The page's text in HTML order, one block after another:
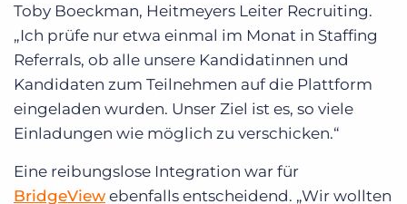
Toby Boeckman, Heitmeyers Leiter Recruiting.
„Ich prüfe nur etwa einmal im Monat in Staffing
Referrals, ob alle unsere Kandidatinnen und
Kandidaten zum Teilnehmen auf die Plattform
eingeladen wurden. Unser Ziel ist es, so viele
Einladungen wie möglich zu verschicken.“
Eine reibungslose Integration war für
BridgeView ebenfalls entscheidend. „Wir wollten